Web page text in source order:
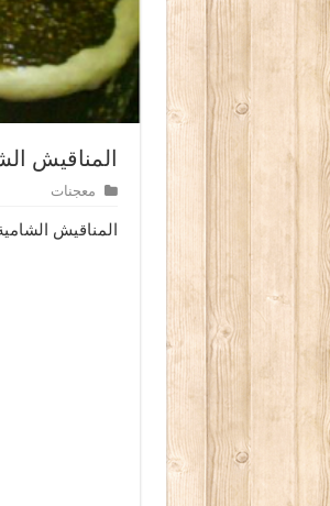
المناقيش
معجنات
المناقيش